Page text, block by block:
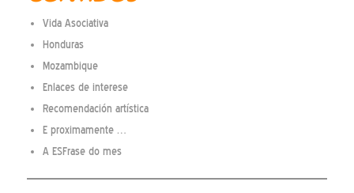
Vida Asociativa
Honduras
Mozambique
Enlaces de interese
Recomendación artística
E proximamente …
A ESFrase do mes